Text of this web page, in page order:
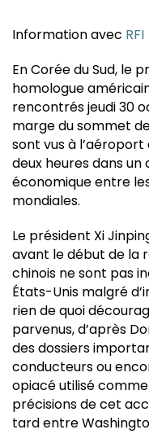
Information avec RFI
En Corée du Sud, le
homologue
rencontrés jeudi 30
marge du sommet de
sont vus à l’aéroport
deux heures dans
économique entre
mondiales.
Le président Xi
avant le début de la
chinois ne sont pas
États-Unis malgré
rien de quoi
parvenus, d’après
des dossiers
conducteurs ou
opiacé utilisé
précisions de cet
tard entre